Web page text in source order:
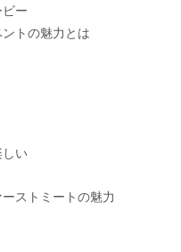
ー
トの魅力とは
い
ストミートの魅力